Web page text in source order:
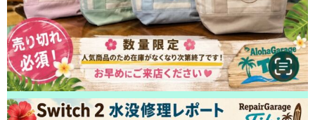
りがとうございました！
2026/05/09
松戸市よりお越しのお客様のiPhone14ProMaxの液晶交換をさせて頂きまし
た！ありがとうございました！
2026/05/09
松戸市よりお越しのお客様のiPhoneSE3のナノナインガラスコーティング
をさせて頂きました！ありがとうございました！
2026/05/09
松戸市よりお越しのお客様のiPhone14の充電不良修理をさせて頂きまし